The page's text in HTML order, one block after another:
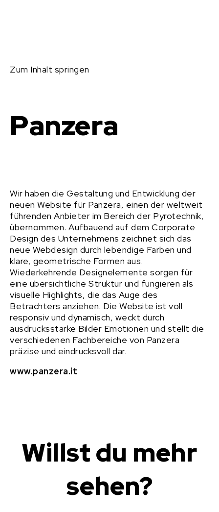
Zum Inhalt springen
Panzera
Wir haben die Gestaltung und Entwicklung der
neuen Website für Panzera, einen der weltweit
führenden Anbieter im Bereich der Pyrotechnik,
übernommen. Aufbauend auf dem Corporate
Design des Unternehmens zeichnet sich das
neue Webdesign durch lebendige Farben und
klare, geometrische Formen aus.
Wiederkehrende Designelemente sorgen für
eine übersichtliche Struktur und fungieren als
visuelle Highlights, die das Auge des
Betrachters anziehen. Die Website ist voll
responsiv und dynamisch, weckt durch
ausdrucksstarke Bilder Emotionen und stellt die
verschiedenen Fachbereiche von Panzera
präzise und eindrucksvoll dar.
www.panzera.it
Willst du mehr
sehen?